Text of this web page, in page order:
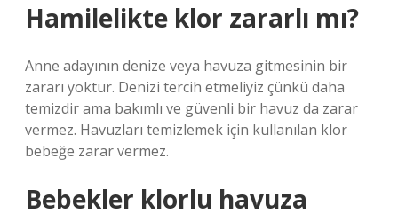
Hamilelikte klor zararlı mı?
Anne adayının denize veya havuza gitmesinin bir
zararı yoktur. Denizi tercih etmeliyiz çünkü daha
temizdir ama bakımlı ve güvenli bir havuz da zarar
vermez. Havuzları temizlemek için kullanılan klor
bebeğe zarar vermez.
Bebekler klorlu havuza